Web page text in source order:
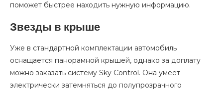
поможет быстрее находить нужную информацию.
Звезды в крыше
Уже в стандартной комплектации автомобиль
оснащается панорамной крышей, однако за доплату
можно заказать систему Sky Control. Она умеет
электрически затемняться до полупрозрачного